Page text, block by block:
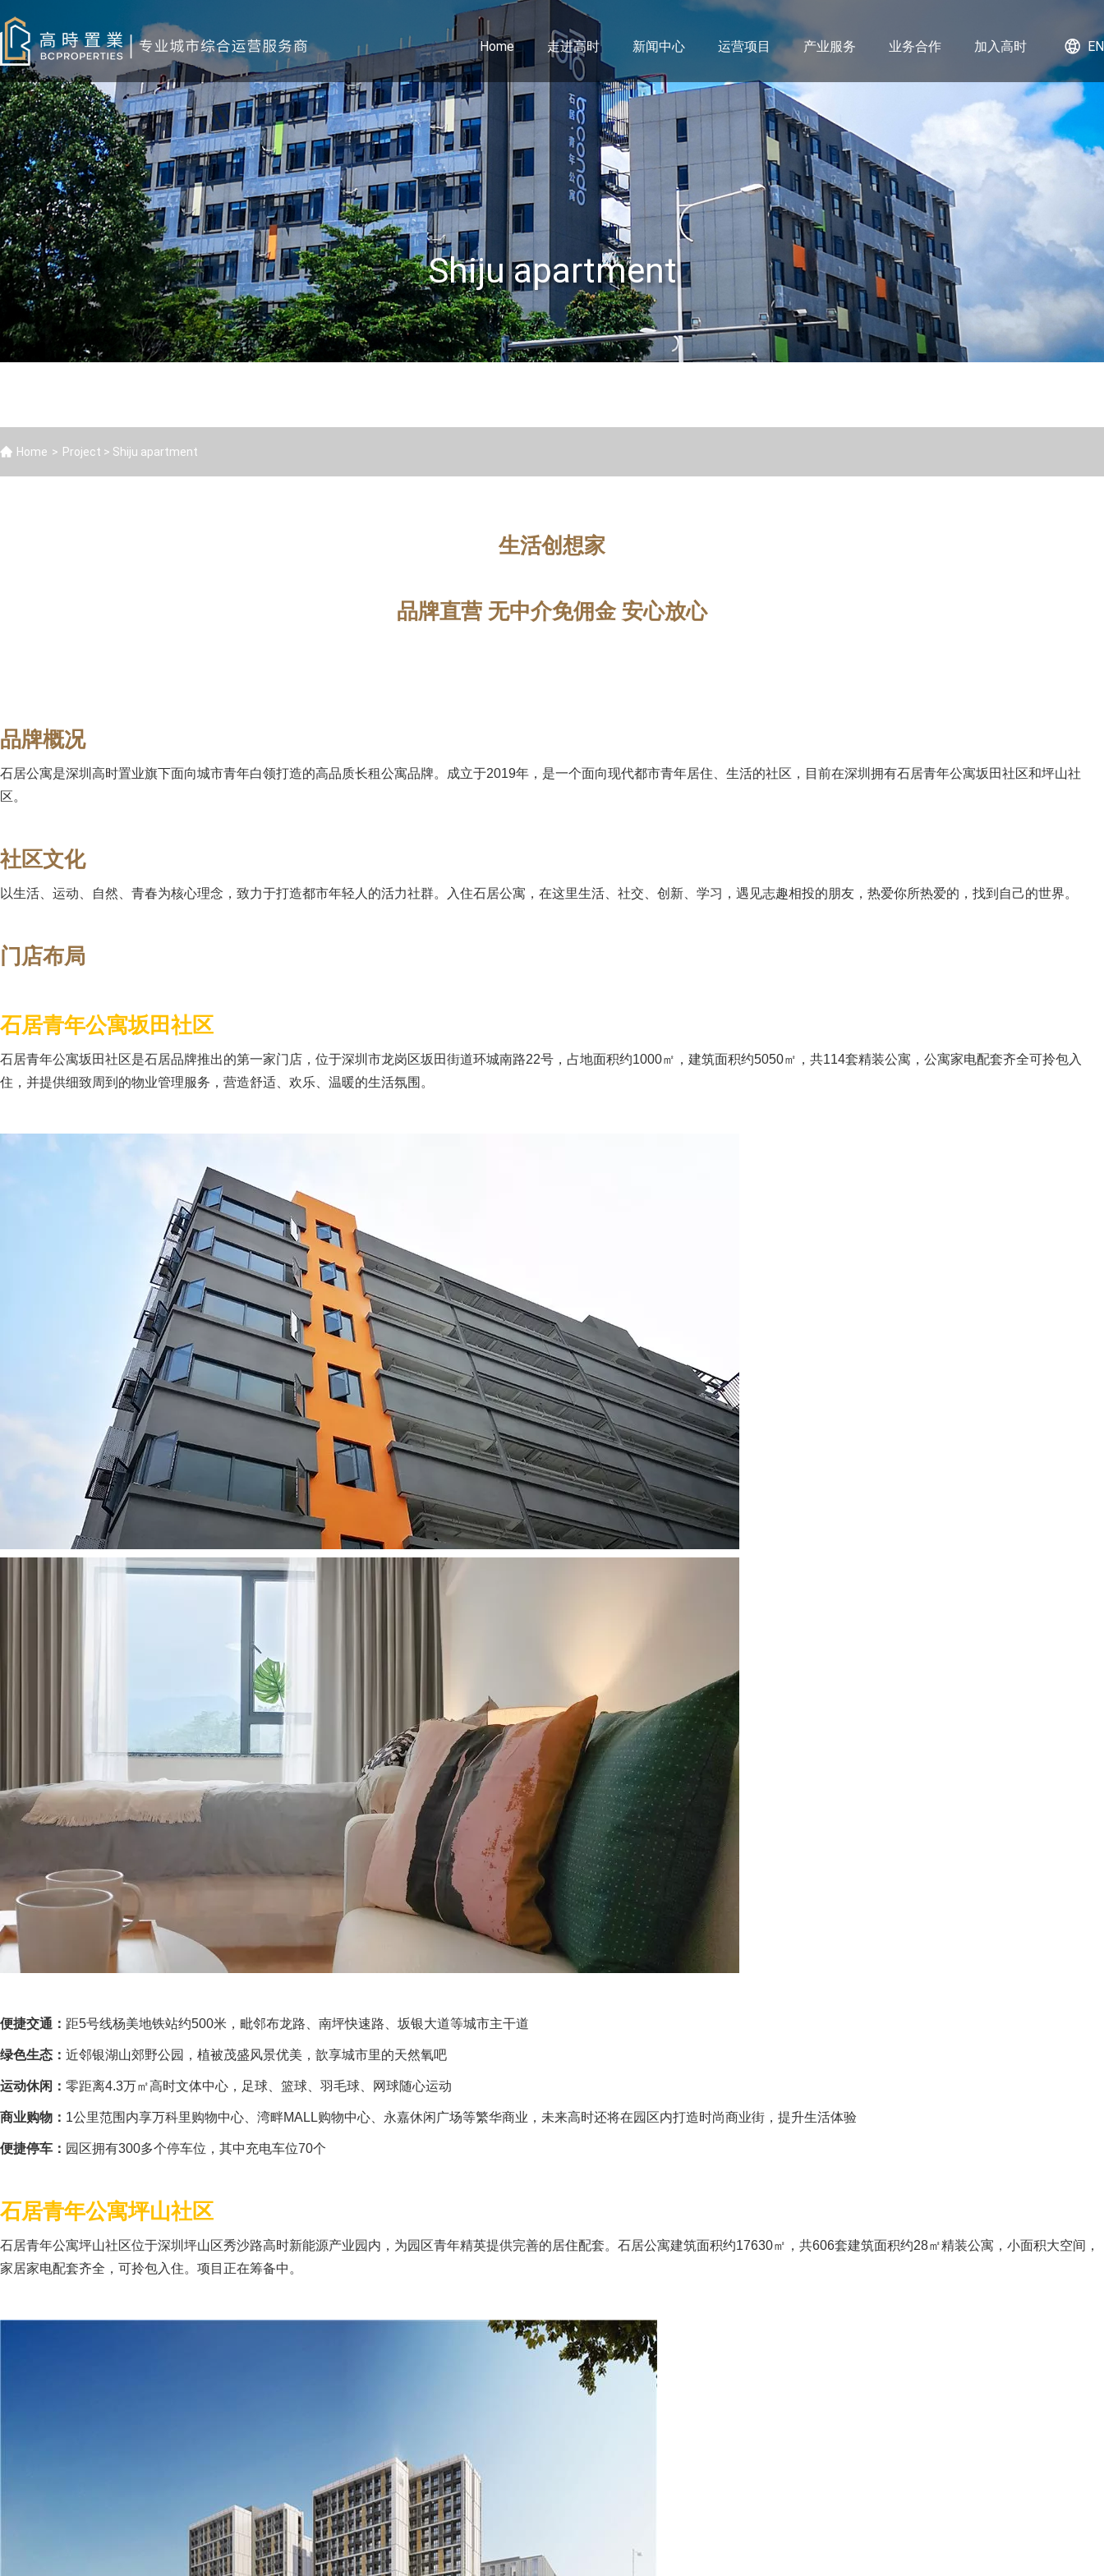
Home 走进高时 新闻中心 运营项目 产业服务 业务合作 加入高时 EN
Home > Project > Shiju apartment
Shiju apartment
生活创想家
品牌直营 无中介免佣金 安心放心
品牌概况
石居公寓是深圳高时置业旗下面向城市青年白领打造的高品质长租公寓品牌。成立于2019年，是一个面向现代都市青年居住、生活的社区，目前在深圳拥有石居青年公寓坂田社区和坪山社
区。
社区文化
以生活、运动、自然、青春为核心理念，致力于打造都市年轻人的活力社群。入住石居公寓，在这里生活、社交、创新、学习，遇见志趣相投的朋友，热爱你所热爱的，找到自己的世界。
门店布局
石居青年公寓坂田社区
石居青年公寓坂田社区是石居品牌推出的第一家门店，位于深圳市龙岗区坂田街道环城南路22号，占地面积约1000㎡，建筑面积约5050㎡，共114套精装公寓，公寓家电配套齐全可拎包入
住，并提供细致周到的物业管理服务，营造舒适、欢乐、温暖的生活氛围。
便捷交通： 距5号线杨美地铁站约500米，毗邻布龙路、南坪快速路、坂银大道等城市主干道
绿色生态： 近邻银湖山郊野公园，植被茂盛风景优美，歆享城市里的天然氧吧
运动休闲： 零距离4.3万㎡高时文体中心，足球、篮球、羽毛球、网球随心运动
商业购物： 1公里范围内享万科里购物中心、湾畔MALL购物中心、永嘉休闲广场等繁华商业，未来高时还将在园区内打造时尚商业街，提升生活体验
便捷停车： 园区拥有300多个停车位，其中充电车位70个
石居青年公寓坪山社区
石居青年公寓坪山社区位于深圳坪山区秀沙路高时新能源产业园内，为园区青年精英提供完善的居住配套。石居公寓建筑面积约17630㎡，共606套建筑面积约28㎡精装公寓，小面积大空间，
家居家电配套齐全，可拎包入住。项目正在筹备中。